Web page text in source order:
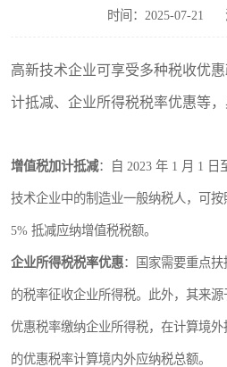
时间：2025-07-21
高新技术企业可享受多种税收优
计抵减、企业所得税税率优惠等
增值税加计抵减：自 2023 年 1 月 1 日
技术企业中的制造业一般纳税人，可
5% 抵减应纳增值税税额。
企业所得税税率优惠：国家需要重点
的税率征收企业所得税。此外，其来
优惠税率缴纳企业所得税，在计算境
的优惠税率计算境内外应纳税总额。